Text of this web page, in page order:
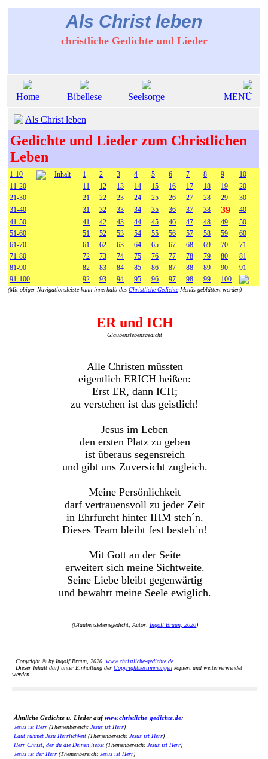
Als Christ leben
christliche Gedichte und Lieder
Home Bibellese Seelsorge MENÜ
Als Christ leben
Gedichte und Lieder zum Christlichen
Leben
1-10 Inhalt 1 2 3 4 5 6 7 8 9
10
11-20
11 12 13 14 15 16 17 18 19
20
21-30
21 22 23 24 25 26 27 28 29
30
31-40
31 32 33 34 35 36 37 38 39
40
41-50
41 42 43 44 45 46 47 48 49
50
51-60
51 52 53 54 55 56 57 58 59
60
61-70
61 62 63 64 65 67 68 69 70
71
71-80
72 73 74 75 76 77 78 79 80
81
81-90
82 83 84 85 86 87 88 89 90
91
91-100
92 93 94 95 96 97 98 99 100
(Mit obiger Navigationsleiste kann innerhalb des Christliche Gedichte-Menüs geblättert werden)
ER und ICH
Glaubenslebensgedicht
Alle Christen müssten
eigentlich ERICH heißen:
Erst ER, dann ICH;
zu verstehen ist das geistlich!
Jesus im Leben
den ersten Platz zu geben
ist überaus segensreich
und gibt uns Zuversicht zugleich.
Meine Persönlichkeit
darf vertrauensvoll zu jeder Zeit
in Ehrfurcht hinter IHM steh´n.
Dieses Team bleibt fest besteh´n!
Mit Gott an der Seite
erweitert sich meine Sichtweite.
Seine Liebe bleibt gegenwärtig
und bewahrt meine Seele ewiglich.
(Glaubenslebensgedicht, Autor: Ingolf Braun, 2020)
Copyright © by Ingolf Braun, 2020, www.christliche-gedichte.de
Dieser Inhalt darf unter Einhaltung der Copyrightbestimmungen kopiert und weiterverwendet
werden
Ähnliche Gedichte u. Lieder aufwww.christliche-gedichte.de:
Jesus ist Herr (Themenbereich: Jesus ist Herr)
Laut rühmet Jesu Herrlichkeit (Themenbereich: Jesus ist Herr)
Herr Christ, der du die Deinen liebst (Themenbereich: Jesus ist Herr)
Jesus ist der Herr (Themenbereich: Jesus ist Herr)